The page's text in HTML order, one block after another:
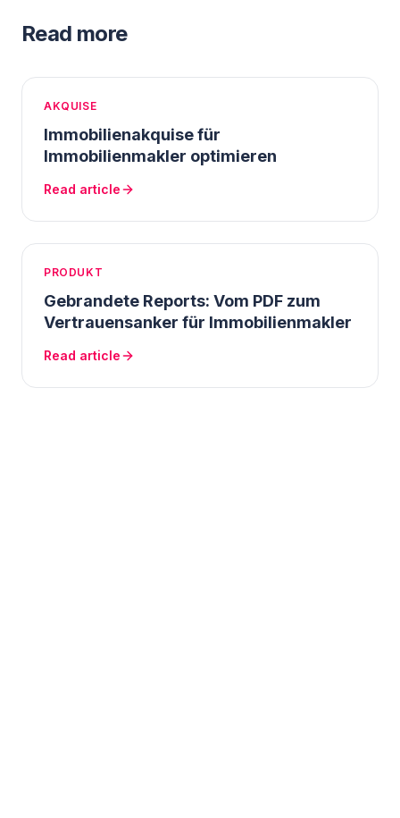
Read more
AKQUISE
Immobilienakquise für
Immobilienmakler optimieren
Read article
PRODUKT
Gebrandete Reports: Vom PDF zum
Vertrauensanker für Immobilienmakler
Read article